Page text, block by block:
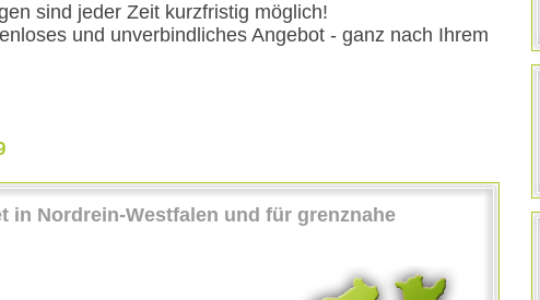
sind jeder Zeit kurzfristig möglich!
und unverbindliches Angebot - ganz nach Ihrem
in Nordrein-Westfalen und für grenznahe